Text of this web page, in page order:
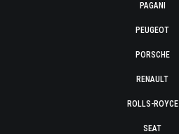
PAGANI
PEUGEOT
PORSCHE
RENAULT
ROLLS-ROYCE
SEAT